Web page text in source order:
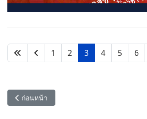
1 2 3 4 5 6
เนื้อหาก่อนหน้า: ปีการศึกษา 2567
ก่อนหน้า